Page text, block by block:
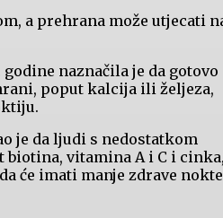
a prehrana može utjecati
naznačila je da gotovo
poput kalcija ili željeza,
je da ljudi s nedostatkom
vitamina A i C i
će imati manje zdrave